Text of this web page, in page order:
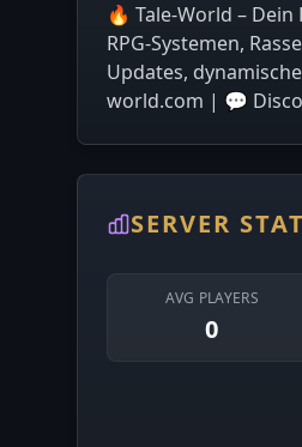
🔥 Tale-World –
RPG-Systemen,
Updates,
world.com | 💬
SERVER
AVG PLAYERS
0